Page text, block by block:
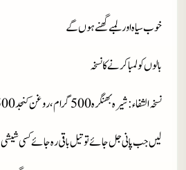
خوب سیاہ اور لمبے گھنے ہوں گے
بالوں کو لمبا کرنے کا نسخہ
نسخہ الشفاء
لیں جب پانی جل جائے تو تیل باقی رہ جائے کسی